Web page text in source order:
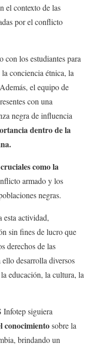
el contexto de las
por el conflicto
con los estudiantes para
conciencia étnica, la
el equipo de
con una
negra de influencia
dentro de la
como la
armado y los
negras.
esta actividad,
sin fines de lucro que
derechos de las
desarrolla diversos
educación, la cultura, la
Infotep siguiera
conocimientosobre la
brindando un